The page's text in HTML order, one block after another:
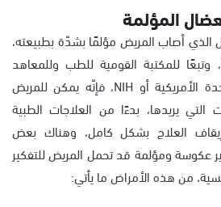
المؤلمة
أصاب المريض مؤلمًا بشدّة بطبيعته،
للمكتبة القومية للطب وللمعاهد
الصحية في الولايات المتحدة الأمريكية أو NIH، فإنّه يمكن للمريض
التي يريدها، بدءًا من العلاجات الطبية
إيقاف العلاج بشكل كامل، وهناك بعض
عكوسة ومؤلمة قد تحمل المريض للتفكير
من هذه الأمراض ما يأتي: